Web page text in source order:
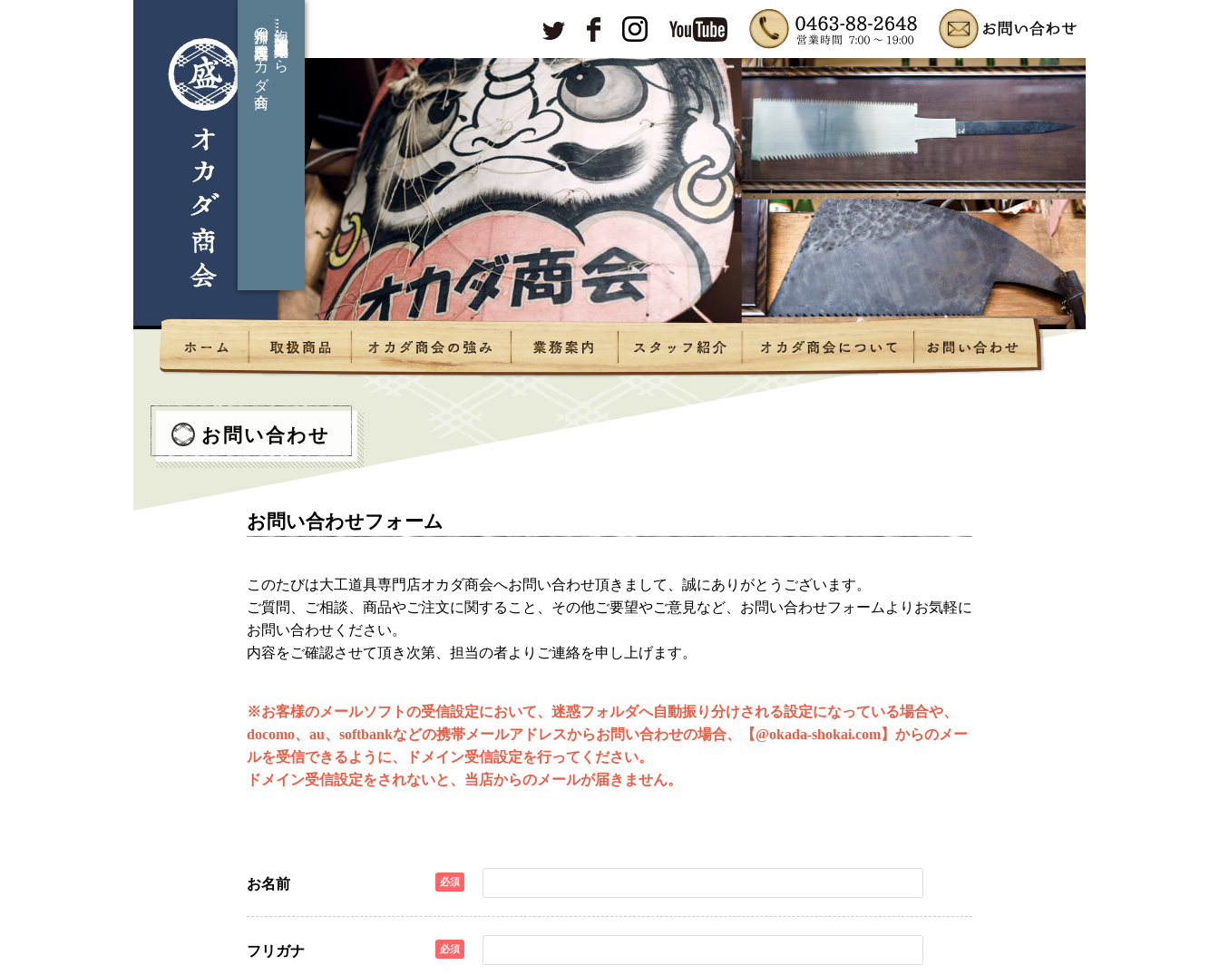
鉋,鑿,玄能,木工機械,電動工具なら
神奈川の大工道具専門店オカダ商会
お問い合わせ
お問い合わせフォーム
このたびは大工道具専門店オカダ商会へお問い合わせ頂きまして、誠にありがとうございます。
ご質問、ご相談、商品やご注文に関すること、その他ご要望やご意見など、お問い合わせフォームよりお気軽に
お問い合わせください。
内容をご確認させて頂き次第、担当の者よりご連絡を申し上げます。
※お客様のメールソフトの受信設定において、迷惑フォルダへ自動振り分けされる設定になっている場合や、
docomo、au、softbankなどの携帯メールアドレスからお問い合わせの場合、【@okada-shokai.com】からのメー
ルを受信できるように、ドメイン受信設定を行ってください。
ドメイン受信設定をされないと、当店からのメールが届きません。
お名前 必須
フリガナ 必須